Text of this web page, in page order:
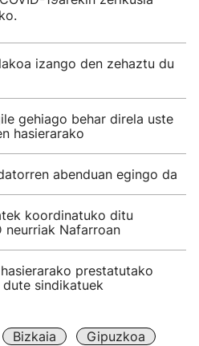
izango den zehaztu du
gehiago behar direla uste
hasierarako
abenduan egingo da
koordinatuko ditu
neurriak Nafarroan
prestatutako
sindikatuek
Bizkaia Gipuzkoa